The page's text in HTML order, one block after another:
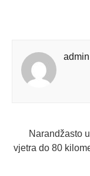
admin
Narandžasto
vjetra do 80